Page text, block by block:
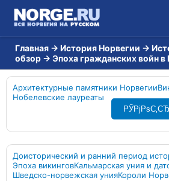
Главная → История Норвегии →
обзор → Эпоха гражданских войн в
Архитектурные памятники Норвегии
Нобелевские лауреаты
Доисторический и ранний период
Эпоха викинговКальмарская уния и
Шведско-норвежская унияКороли